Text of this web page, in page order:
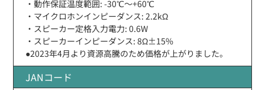
・動作保証温度範囲: -30℃〜+60℃
・マイクロホンインピーダンス: 2.2kΩ
・スピーカー定格入力電力: 0.6W
・スピーカーインピーダンス: 8Ω±15%
●2023年4月より資源高騰のため価格が上がりました。
JANコード